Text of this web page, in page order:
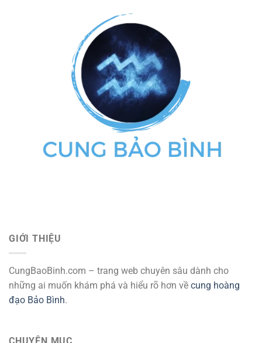
GIỚI THIỆU
CungBaoBinh.com – trang web chuyên sâu dành cho
những ai muốn khám phá và hiểu rõ hơn về cung hoàng
đạo Bảo Bình.
CHUYÊN MỤC